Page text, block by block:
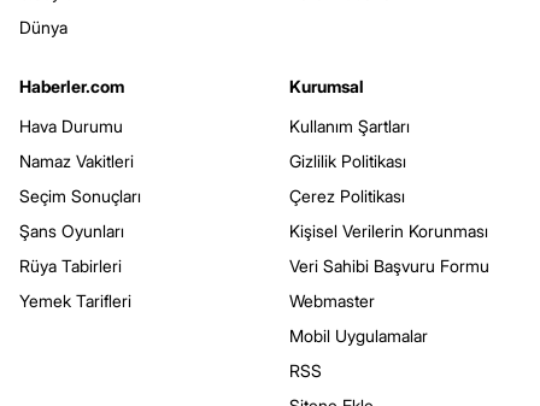
Dünya
Haberler.com
Hava Durumu
Namaz Vakitleri
Seçim Sonuçları
Şans Oyunları
Rüya Tabirleri
Yemek Tarifleri
Kurumsal
Kullanım Şartları
Gizlilik Politikası
Çerez Politikası
Kişisel Verilerin Korunması
Veri Sahibi Başvuru Formu
Webmaster
Mobil Uygulamalar
RSS